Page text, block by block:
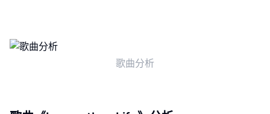
歌曲分析